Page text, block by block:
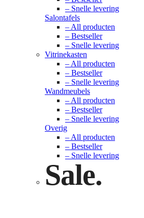
– Snelle levering
Salontafels
– All producten
– Bestseller
– Snelle levering
Vitrinekasten
– All producten
– Bestseller
– Snelle levering
Wandmeubels
– All producten
– Bestseller
– Snelle levering
Overig
– All producten
– Bestseller
– Snelle levering
Sale.